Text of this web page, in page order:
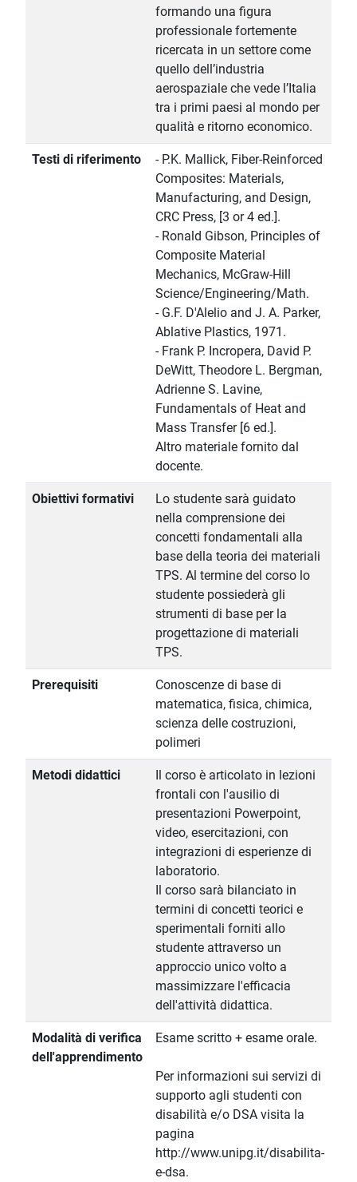
formando una figura
professionale fortemente
ricercata in un settore come
quello dell’industria
aerospaziale che vede l’Italia
tra i primi paesi al mondo per
qualità e ritorno economico.
Testi di riferimento
- P.K. Mallick, Fiber-Reinforced
Composites: Materials,
Manufacturing, and Design,
CRC Press, [3 or 4 ed.].
- Ronald Gibson, Principles of
Composite Material
Mechanics, McGraw-Hill
Science/Engineering/Math.
- G.F. D'Alelio and J. A. Parker,
Ablative Plastics, 1971.
- Frank P. Incropera, David P.
DeWitt, Theodore L. Bergman,
Adrienne S. Lavine,
Fundamentals of Heat and
Mass Transfer [6 ed.].
Altro materiale fornito dal
docente.
Obiettivi formativi
Lo studente sarà guidato
nella comprensione dei
concetti fondamentali alla
base della teoria dei materiali
TPS. Al termine del corso lo
studente possiederà gli
strumenti di base per la
progettazione di materiali
TPS.
Prerequisiti
Conoscenze di base di
matematica, fisica, chimica,
scienza delle costruzioni,
polimeri
Metodi didattici
Il corso è articolato in lezioni
frontali con l'ausilio di
presentazioni Powerpoint,
video, esercitazioni, con
integrazioni di esperienze di
laboratorio.
Il corso sarà bilanciato in
termini di concetti teorici e
sperimentali forniti allo
studente attraverso un
approccio unico volto a
massimizzare l'efficacia
dell'attività didattica.
Modalità di verifica
dell'apprendimento
Esame scritto + esame orale.
Per informazioni sui servizi di
supporto agli studenti con
disabilità e/o DSA visita la
pagina
http://www.unipg.it/disabilita-
e-dsa.